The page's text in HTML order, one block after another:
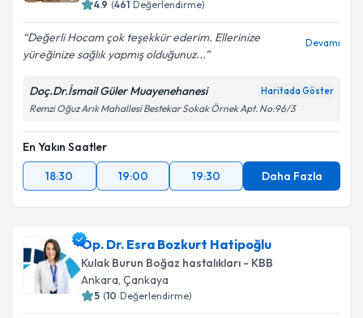
Kişisel verilerimin işlenmesine ilişkin
kapsamda işlenmesini kabul ediyorum.
4.9 (461 Değerlendirme)
Değerli Hocam çok teşekkür ederim. Ellerinize
yüreğinize sağlık yapmış olduğunuz...
Devamı
Doç.Dr.İsmail Güler Muayenehanesi Haritada Göster
Remzi Oğuz Arık Mahallesi Bestekar Sokak Örnek Apt. No:96/3
En Yakın Saatler
18:30
19:00 19:30 Daha Fazla
Op. Dr. Esra Bozkurt Hatipoğlu
Kulak Burun Boğaz hastalıkları - KBB
Ankara, Çankaya
5 (10 Değerlendirme)